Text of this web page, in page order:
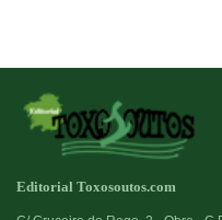
Editorial Toxosoutos.com